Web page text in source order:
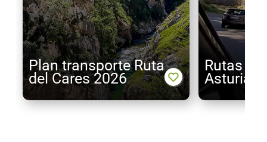
Plan transporte Ruta
del Cares 2026
Rutas
Asturias